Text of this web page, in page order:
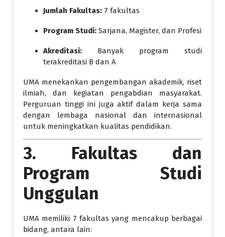
Jumlah Fakultas: 7 fakultas
Program Studi: Sarjana, Magister, dan Profesi
Akreditasi: Banyak program studi
terakreditasi B dan A
UMA menekankan pengembangan akademik, riset
ilmiah, dan kegiatan pengabdian masyarakat.
Perguruan tinggi ini juga aktif dalam kerja sama
dengan lembaga nasional dan internasional
untuk meningkatkan kualitas pendidikan.
3. Fakultas dan
Program Studi
Unggulan
UMA memiliki 7 fakultas yang mencakup berbagai
bidang, antara lain: